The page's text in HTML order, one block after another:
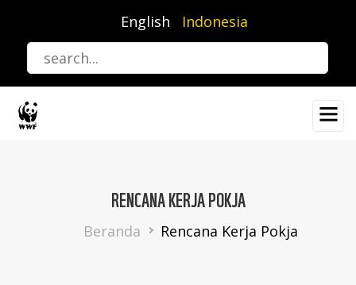
utama
English Indonesia
RENCANA KERJA POKJA
Breadcrumb
Beranda Rencana Kerja Pokja